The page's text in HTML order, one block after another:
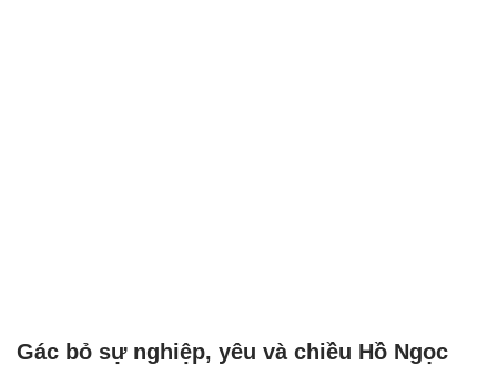
Gác bỏ sự nghiệp, yêu và chiều Hồ Ngọc